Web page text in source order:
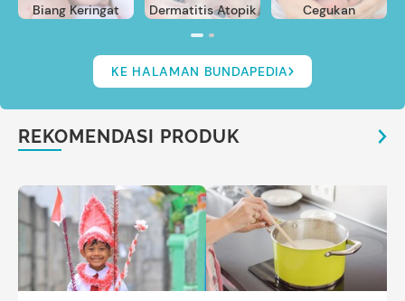
Biang Keringat Dermatitis Atopik Cegukan
KE HALAMAN BUNDAPEDIA
REKOMENDASI PRODUK